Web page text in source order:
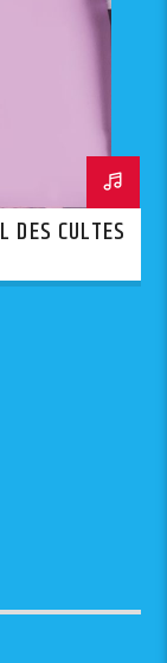
DES CULTES